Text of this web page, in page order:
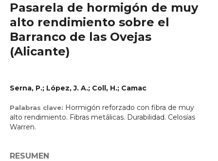
Pasarela de hormigón de muy
alto rendimiento sobre el
Barranco de las Ovejas
(Alicante)
Serna, P.; López, J. A.; Coll, H.; Camac
Palabras clave: Hormigón reforzado con fibra de muy
alto rendimiento. Fibras metálicas. Durabilidad. Celosías
Warren.
RESUMEN